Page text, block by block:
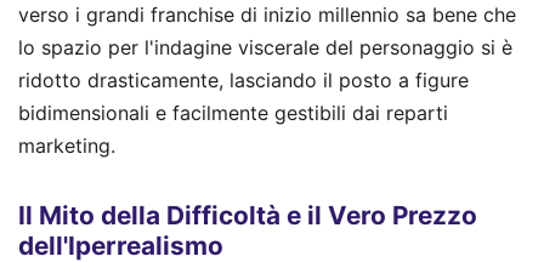
verso i grandi franchise di inizio millennio sa bene che
lo spazio per l'indagine viscerale del personaggio si è
ridotto drasticamente, lasciando il posto a figure
bidimensionali e facilmente gestibili dai reparti
marketing.
Il Mito della Difficoltà e il Vero Prezzo
dell'Iperrealismo